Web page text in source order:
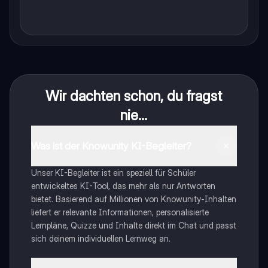
Wir dachten schon, du fragst
nie...
Unser KI-Begleiter ist ein speziell für Schüler
entwickeltes KI-Tool, das mehr als nur Antworten
bietet. Basierend auf Millionen von Knowunity-Inhalten
liefert er relevante Informationen, personalisierte
Lernpläne, Quizze und Inhalte direkt im Chat und passt
sich deinem individuellen Lernweg an.